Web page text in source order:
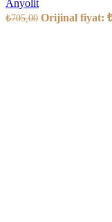
Anyolit
₺705,00 Orijinal fiyat: